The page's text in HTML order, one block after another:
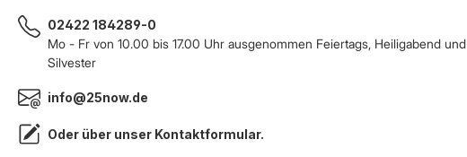
02422 184289-0
Mo - Fr von 10.00 bis 17.00 Uhr ausgenommen Feiertags, Heiligabend und
Silvester
info@25now.de
Oder über unser Kontaktformular.